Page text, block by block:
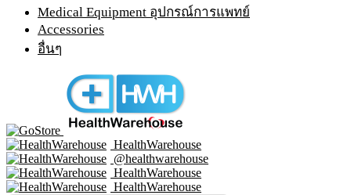
Medical Equipment อุปกรณ์การแพทย์
Accessories
อื่นๆ
HealthWarehouse
@healthwarehouse
HealthWarehouse
HealthWarehouse